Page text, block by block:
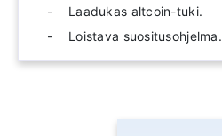
Laadukas altcoin-tuki.
Loistava suositusohjelma.